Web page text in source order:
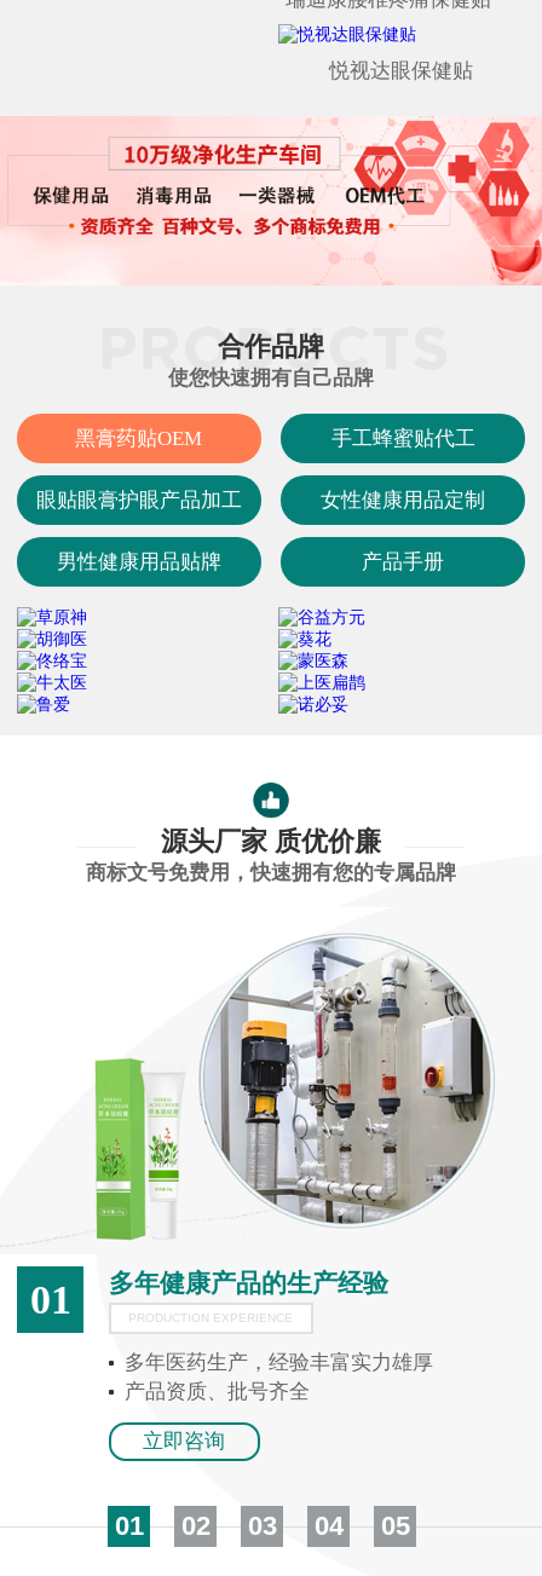
悦视达眼保健贴
合作品牌
使您快速拥有自己品牌
黑膏药贴OEM 手工蜂蜜贴代工
眼贴眼膏护眼产品加工 女性健康用品定制
男性健康用品贴牌 产品手册
源头厂家 质优价廉
商标文号免费用，快速拥有您的专属品牌
01 多年健康产品的生产经验
PRODUCTION EXPERIENCE
多年医药生产，经验丰富实力雄厚
产品资质、批号齐全
立即咨询
01 02 03 04 05